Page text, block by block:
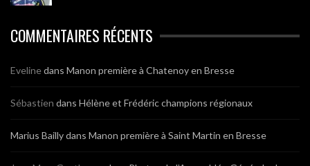
COMMENTAIRES RÉCENTS
Evelinedans Manon première à Chatenoy en Bresse
Sébastien dans Hélène et Frédéric champions régionaux
Marius Baillydans Manon première à Saint Martin en Bresse